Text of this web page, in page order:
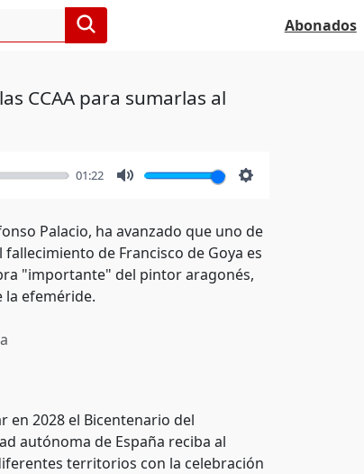
Abonados
CCAA para sumarlas al
01:22
Palacio, ha avanzado que uno de
de Francisco de Goya es
"importante" del pintor aragonés,
la efeméride.
en 2028 el Bicentenario del
autónoma de España reciba al
territorios con la celebración